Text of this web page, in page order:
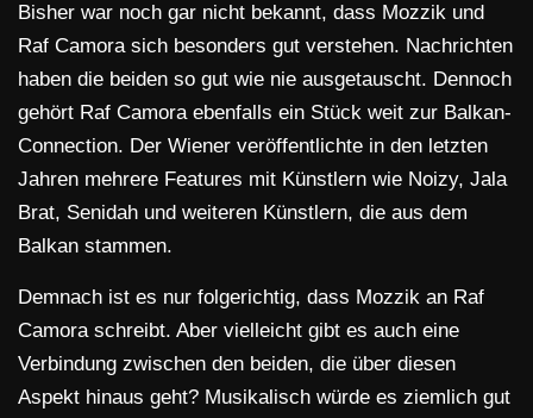
Bisher war noch gar nicht bekannt, dass Mozzik und
Raf Camora sich besonders gut verstehen. Nachrichten
haben die beiden so gut wie nie ausgetauscht. Dennoch
gehört Raf Camora ebenfalls ein Stück weit zur Balkan-
Connection. Der Wiener veröffentlichte in den letzten
Jahren mehrere Features mit Künstlern wie Noizy, Jala
Brat, Senidah und weiteren Künstlern, die aus dem
Balkan stammen.
Demnach ist es nur folgerichtig, dass Mozzik an Raf
Camora schreibt. Aber vielleicht gibt es auch eine
Verbindung zwischen den beiden, die über diesen
Aspekt hinaus geht? Musikalisch würde es ziemlich gut